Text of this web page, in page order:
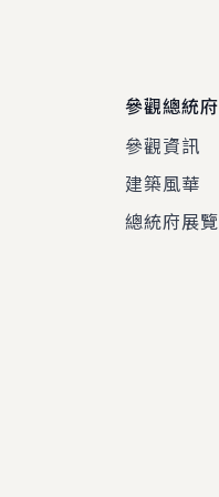
參觀總統府
參觀資訊
建築風華
總統府展覽